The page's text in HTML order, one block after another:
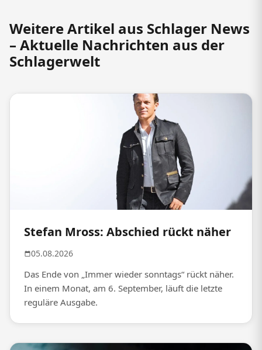
Weitere Artikel aus Schlager News
– Aktuelle Nachrichten aus der
Schlagerwelt
Stefan Mross: Abschied rückt näher
05.08.2026
Das Ende von „Immer wieder sonntags“ rückt näher.
In einem Monat, am 6. September, läuft die letzte
reguläre Ausgabe.